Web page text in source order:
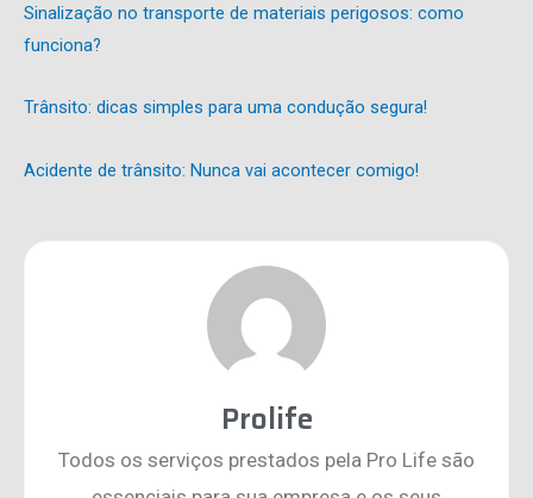
Sinalização no transporte de materiais perigosos: como
funciona?
Trânsito: dicas simples para uma condução segura!
Acidente de trânsito: Nunca vai acontecer comigo!
Prolife
Todos os serviços prestados pela Pro Life são